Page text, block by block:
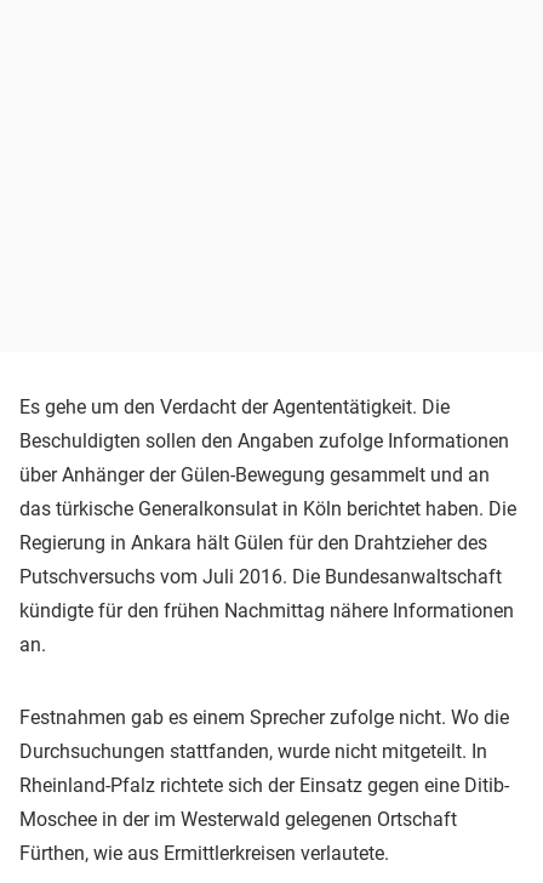
Es gehe um den Verdacht der Agententätigkeit. Die
Beschuldigten sollen den Angaben zufolge Informationen
über Anhänger der Gülen-Bewegung gesammelt und an
das türkische Generalkonsulat in Köln berichtet haben. Die
Regierung in Ankara hält Gülen für den Drahtzieher des
Putschversuchs vom Juli 2016. Die Bundesanwaltschaft
kündigte für den frühen Nachmittag nähere Informationen
an.
Festnahmen gab es einem Sprecher zufolge nicht. Wo die
Durchsuchungen stattfanden, wurde nicht mitgeteilt. In
Rheinland-Pfalz richtete sich der Einsatz gegen eine Ditib-
Moschee in der im Westerwald gelegenen Ortschaft
Fürthen, wie aus Ermittlerkreisen verlautete.